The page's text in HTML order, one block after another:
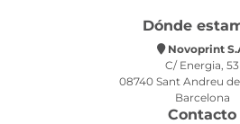
Dónde
Novoprint
C/ Energia, 53
08740 Sant Andreu
Barcelona
Contacto